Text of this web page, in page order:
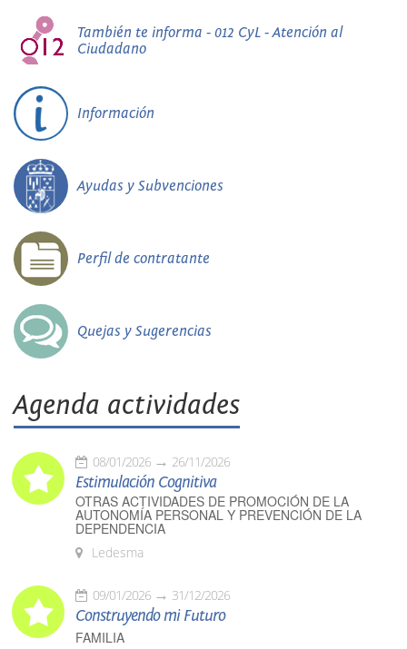
También te informa - 012 CyL - Atención al
Ciudadano
Información
Ayudas y Subvenciones
Perfil de contratante
Quejas y Sugerencias
Agenda actividades
08/01/2026 26/11/2026
Estimulación Cognitiva
OTRAS ACTIVIDADES DE PROMOCIÓN DE LA
AUTONOMÍA PERSONAL Y PREVENCIÓN DE LA
DEPENDENCIA
Ledesma
09/01/2026 31/12/2026
Construyendo mi Futuro
FAMILIA